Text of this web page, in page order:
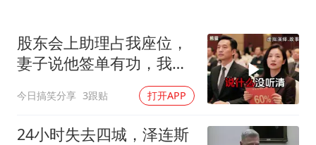
男子出狱前8天被改判死缓
13岁少年白天写作业晚上夜市炒粉
四预警齐发！双台风影响多个海域
华为新款折叠屏电脑24999元起
股东会上助理占我座位，
妻子说他签单有功，我抛
售60%股份：董事长也让
给他当
今日搞笑分享 3跟贴 打开APP
24小时失去四城，泽连斯